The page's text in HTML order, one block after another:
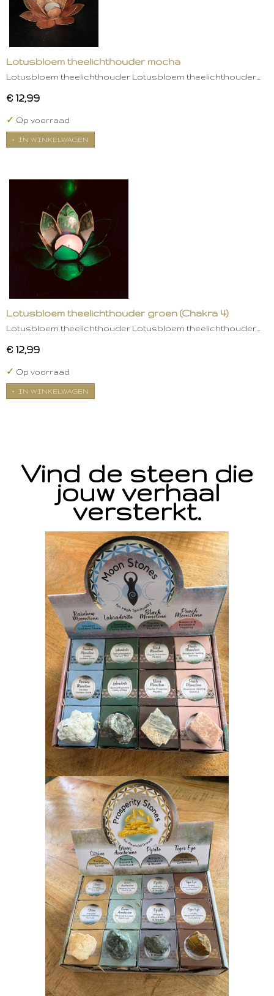
Lotusbloem theelichthouder mocha
Lotusbloem theelichthouder Lotusbloem theelichthouder…
€ 12,99
✓ Op voorraad
IN WINKELWAGEN
Lotusbloem theelichthouder groen (Chakra 4)
Lotusbloem theelichthouder Lotusbloem theelichthouder…
€ 12,99
✓ Op voorraad
IN WINKELWAGEN
Vind de steen die
jouw verhaal
versterkt.